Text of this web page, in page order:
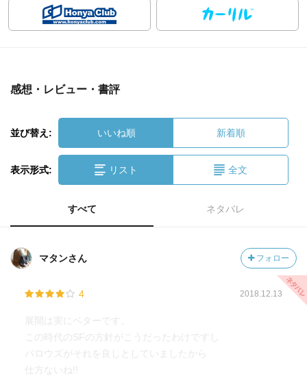
感想・レビュー・書評
並び替え: いいね順 新着順
表示形式: リスト 全文
すべて ネタバレ
マタンさん フォロー
4 2018.12.13
展開は実にベターです。
この時代のSFの方針がこうだったわけですし
バロウズがそれを良しとしていましたから
仕方ないね!!